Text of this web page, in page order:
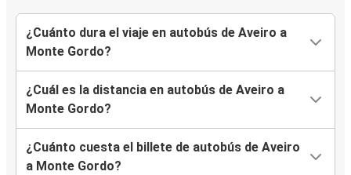
¿Cuánto dura el viaje en autobús de Aveiro a
Monte Gordo?
¿Cuál es la distancia en autobús de Aveiro a
Monte Gordo?
¿Cuánto cuesta el billete de autobús de Aveiro
a Monte Gordo?